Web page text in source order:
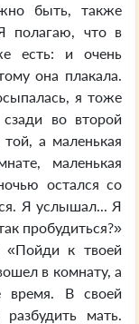
быть, также
полагаю, что в
есть: и очень
она плакала.
я тоже
во второй
а маленькая
маленькая
остался со
Я услышал... Я
пробудиться?»
«Пойди к твоей
в комнату, а
время. В своей
мать.